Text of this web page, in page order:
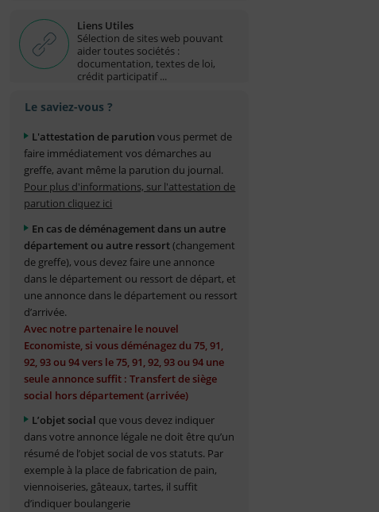
Liens Utiles
Sélection de sites web pouvant
aider toutes sociétés :
documentation, textes de loi,
crédit participatif ...
Le saviez-vous ?
L'attestation de parution vous permet de
faire immédiatement vos démarches au
greffe, avant même la parution du journal.
Pour plus d'informations, sur l'attestation de
parution cliquez ici
En cas de déménagement dans un autre
département ou autre ressort(changement
de greffe), vous devez faire une annonce
dans le département ou ressort de départ, et
une annonce dans le département ou ressort
d’arrivée.
Avec notre partenaire le nouvel
Economiste, si vous déménagez du 75, 91,
92, 93 ou 94 vers le 75, 91, 92, 93 ou 94 une
seule annonce suffit : Transfert de siège
social hors département (arrivée)
L’objet social que vous devez indiquer
dans votre annonce légale ne doit être qu’un
résumé de l’objet social de vos statuts. Par
exemple à la place de fabrication de pain,
viennoiseries, gâteaux, tartes, il suffit
d’indiquer boulangerie